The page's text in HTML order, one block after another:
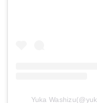
Yuka